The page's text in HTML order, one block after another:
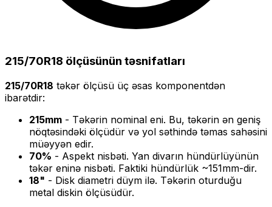
215/70R18 ölçüsünün təsnifatları
215/70R18 təkər ölçüsü üç əsas komponentdən
ibarətdir:
215mm - Təkərin nominal eni. Bu, təkərin ən geniş
nöqtəsindəki ölçüdür və yol səthində təmas sahəsini
müəyyən edir.
70% - Aspekt nisbəti. Yan divarın hündürlüyünün
təkər eninə nisbəti. Faktiki hündürlük ~151mm-dir.
18" - Disk diametri düym ilə. Təkərin oturduğu
metal diskin ölçüsüdür.